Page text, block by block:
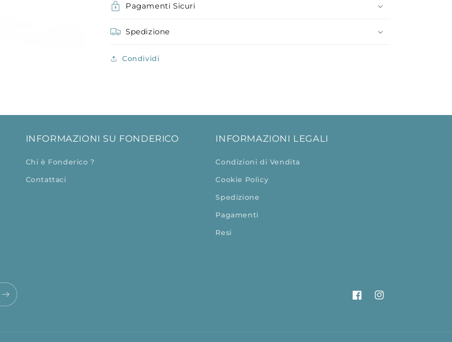
Pagamenti Sicuri
Spedizione
Condividi
INFORMAZIONI SU FONDERICO
Chi è Fonderico ?
Contattaci
INFORMAZIONI LEGALI
Condizioni di Vendita
Cookie Policy
Spedizione
Pagamenti
Resi
FacebookInstagram